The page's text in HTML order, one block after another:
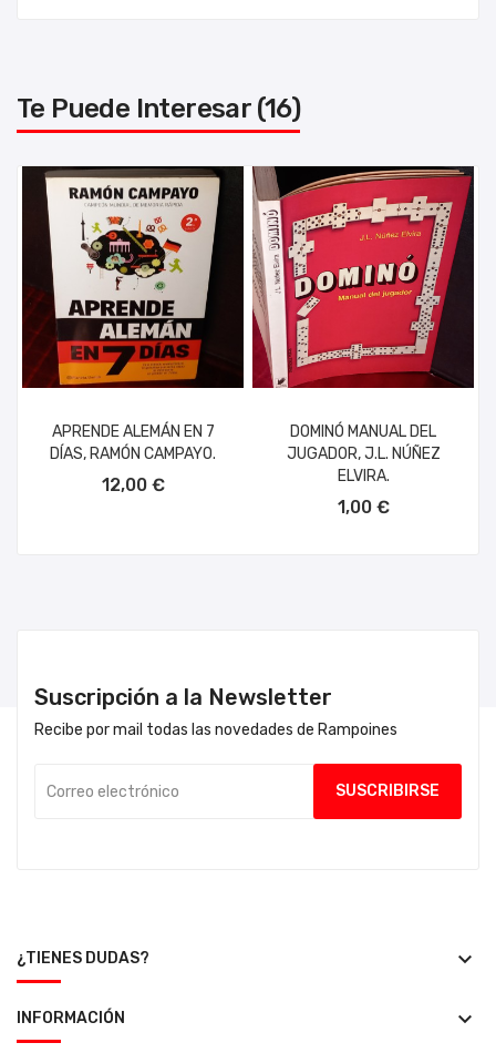
Te Puede Interesar (16)
APRENDE ALEMÁN EN 7
DÍAS, RAMÓN CAMPAYO.
12,00 €
DOMINÓ MANUAL DEL
JUGADOR, J.L. NÚÑEZ
ELVIRA.
1,00 €
Suscripción a la Newsletter
Recibe por mail todas las novedades de Rampoines
¿TIENES DUDAS? keyboard_arrow_down
INFORMACIÓN keyboard_arrow_down